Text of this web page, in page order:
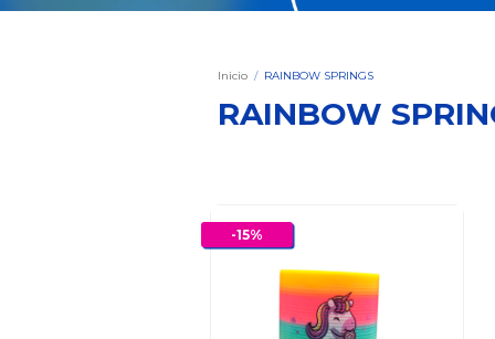
Inicio / RAINBOW SPRINGS
RAINBOW
-15%